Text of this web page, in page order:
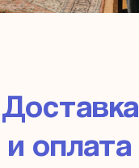
Доставка
и оплата